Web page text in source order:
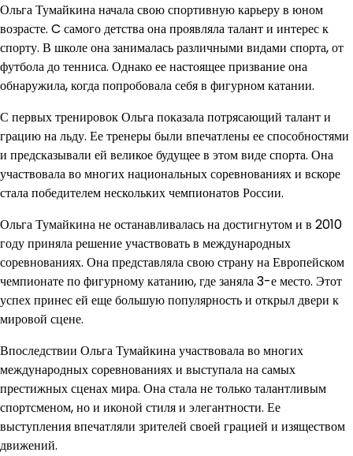
Ольга Тумайкина начала свою спортивную карьеру в юном
возрасте. C самого детства она проявляла талант и интерес к
спорту. В школе она занималась различными видами спорта, от
футбола до тенниса. Однако ее настоящее призвание она
обнаружила, когда попробовала себя в фигурном катании.
С первых тренировок Ольга показала потрясающий талант и
грацию на льду. Ее тренеры были впечатлены ее способностями
и предсказывали ей великое будущее в этом виде спорта. Она
участвовала во многих национальных соревнованиях и вскоре
стала победителем нескольких чемпионатов России.
Ольга Тумайкина не останавливалась на достигнутом и в 2010
году приняла решение участвовать в международных
соревнованиях. Она представляла свою страну на Европейском
чемпионате по фигурному катанию, где заняла 3-е место. Этот
успех принес ей еще большую популярность и открыл двери к
мировой сцене.
Впоследствии Ольга Тумайкина участвовала во многих
международных соревнованиях и выступала на самых
престижных сценах мира. Она стала не только талантливым
спортсменом, но и иконой стиля и элегантности. Ее
выступления впечатляли зрителей своей грацией и изяществом
движений.